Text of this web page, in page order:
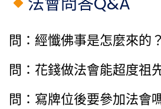
問：經懺佛事是怎麼來的？
問：花錢做法會能​超度祖
問：寫牌位後要參加法會